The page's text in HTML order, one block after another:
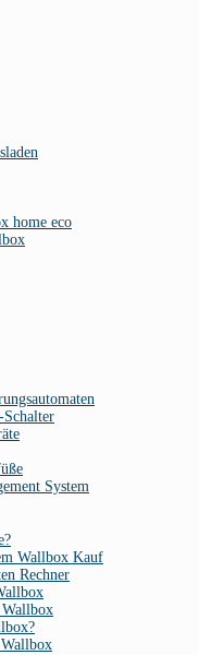
home eco
Schalter
System
Wallbox Kauf
Rechner